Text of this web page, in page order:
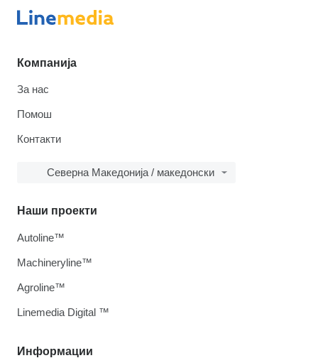
Компанија
За нас
Помош
Контакти
Северна Македонија / македонски
Информации
Наши проекти
Autoline™
Machineryline™
Agroline™
Linemedia Digital ™